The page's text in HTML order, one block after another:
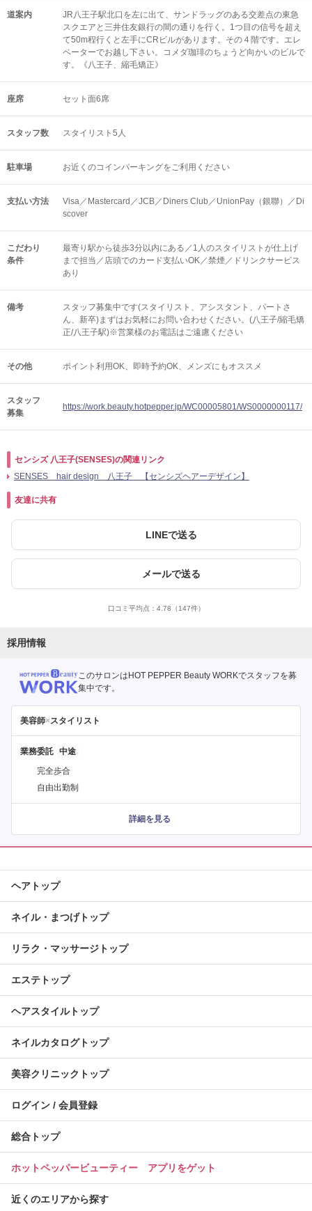
道案内
JR八王子駅北口を左に出て、サンドラッグのある交差点の東急
スクエアと三井住友銀行の間の通りを行く。1つ目の信号を超え
て50m程行くと左手にCRビルがあります。その４階です。エレ
ベーターでお越し下さい。コメダ珈琲のちょうど向かいのビルで
す。《八王子、縮毛矯正》
座席 セット面6席
スタッフ数 スタイリスト5人
駐車場 お近くのコインパーキングをご利用ください
支払い方法
Visa／Mastercard／JCB／Diners Club／UnionPay（銀聯）／Di
scover
こだわり
条件
最寄り駅から徒歩3分以内にある／1人のスタイリストが仕上げ
まで担当／店頭でのカード支払いOK／禁煙／ドリンクサービス
あり
備考
スタッフ募集中です(スタイリスト、アシスタント、パートさ
ん、新卒)まずはお気軽にお問い合わせください。(八王子/縮毛矯
正/八王子駅)※営業様のお電話はご遠慮ください
その他 ポイント利用OK 即時予約OK メンズにもオススメ
スタッフ
募集
https://work.beauty.hotpepper.jp/WC00005801/WS0000000117/
センシズ 八王子(SENSES)の関連リンク
SENSES hair design 八王子 【センシズヘアーデザイン】
友達に共有
LINEで送る
メールで送る
口コミ平均点： 4.78 （147件）
採用情報
このサロンはHOT PEPPER Beauty WORKでスタッフを募
集中です。
美容師×スタイリスト
業務委託
完全歩合
自由出勤制
詳細を見る
ヘアトップ
ネイル・まつげトップ
リラク・マッサージトップ
エステトップ
ヘアスタイルトップ
ネイルカタログトップ
美容クリニックトップ
ログイン / 会員登録
総合トップ
ホットペッパービューティー アプリをゲット
近くのエリアから探す